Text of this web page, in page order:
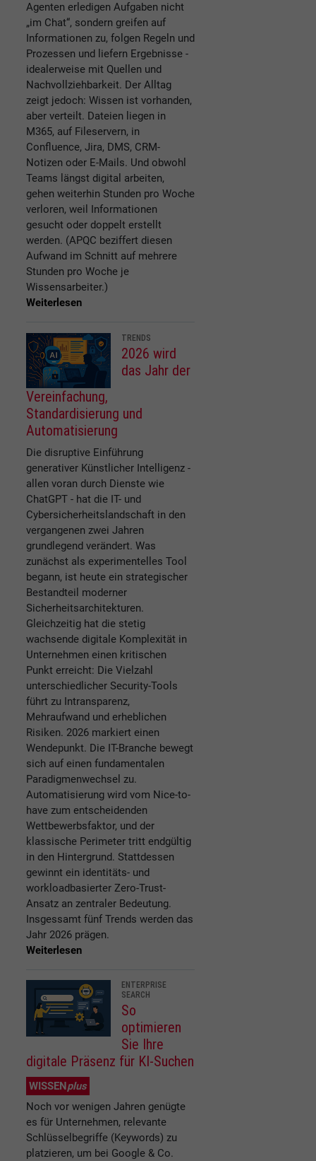
Agenten erledigen Aufgaben nicht
„im Chat“, sondern greifen auf
Informationen zu, folgen Regeln und
Prozessen und liefern Ergebnisse -
idealerweise mit Quellen und
Nachvollziehbarkeit. Der Alltag
zeigt jedoch: Wissen ist vorhanden,
aber verteilt. Dateien liegen in
M365, auf Fileservern, in
Confluence, Jira, DMS, CRM-
Notizen oder E-Mails. Und obwohl
Teams längst digital arbeiten,
gehen weiterhin Stunden pro Woche
verloren, weil Informationen
gesucht oder doppelt erstellt
werden. (APQC beziffert diesen
Aufwand im Schnitt auf mehrere
Stunden pro Woche je
Wissensarbeiter.)
Weiterlesen
TRENDS
2026 wird
das Jahr der
Vereinfachung,
Standardisierung und
Automatisierung
Die disruptive Einführung
generativer Künstlicher Intelligenz -
allen voran durch Dienste wie
ChatGPT - hat die IT- und
Cybersicherheitslandschaft in den
vergangenen zwei Jahren
grundlegend verändert. Was
zunächst als experimentelles Tool
begann, ist heute ein strategischer
Bestandteil moderner
Sicherheitsarchitekturen.
Gleichzeitig hat die stetig
wachsende digitale Komplexität in
Unternehmen einen kritischen
Punkt erreicht: Die Vielzahl
unterschiedlicher Security-Tools
führt zu Intransparenz,
Mehraufwand und erheblichen
Risiken. 2026 markiert einen
Wendepunkt. Die IT-Branche bewegt
sich auf einen fundamentalen
Paradigmenwechsel zu.
Automatisierung wird vom Nice-to-
have zum entscheidenden
Wettbewerbsfaktor, und der
klassische Perimeter tritt endgültig
in den Hintergrund. Stattdessen
gewinnt ein identitäts- und
workloadbasierter Zero-Trust-
Ansatz an zentraler Bedeutung.
Insgessamt fünf Trends werden das
Jahr 2026 prägen.
Weiterlesen
ENTERPRISE
SEARCH
So
optimieren
Sie Ihre
digitale Präsenz für KI-Suchen
WISSEN plus
Noch vor wenigen Jahren genügte
es für Unternehmen, relevante
Schlüsselbegriffe (Keywords) zu
platzieren, um bei Google & Co.